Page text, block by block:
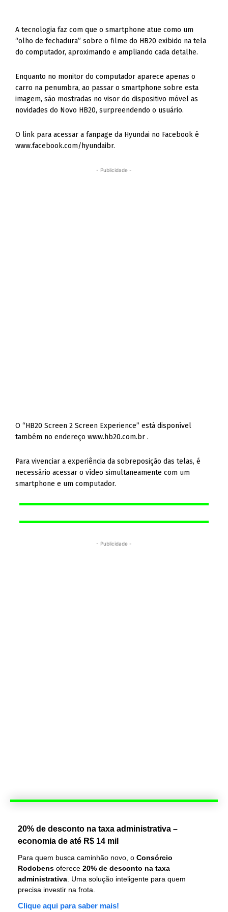
A tecnologia faz com que o smartphone atue como um
“olho de fechadura” sobre o filme do HB20 exibido na tela
do computador, aproximando e ampliando cada detalhe.
Enquanto no monitor do computador aparece apenas o
carro na penumbra, ao passar o smartphone sobre esta
imagem, são mostradas no visor do dispositivo móvel as
novidades do Novo HB20, surpreendendo o usuário.
O link para acessar a fanpage da Hyundai no Facebook é
www.facebook.com/hyundaibr.
- Publicidade -
O “HB20 Screen 2 Screen Experience” está disponível
também no endereço www.hb20.com.br .
Para vivenciar a experiência da sobreposição das telas, é
necessário acessar o vídeo simultaneamente com um
smartphone e um computador.
- Publicidade -
20% de desconto na taxa administrativa –
economia de até R$ 14 mil
Para quem busca caminhão novo, o Consórcio
Rodobens oferece 20% de desconto na taxa
administrativa . Uma solução inteligente para quem
precisa investir na frota.
Clique aqui para saber mais!